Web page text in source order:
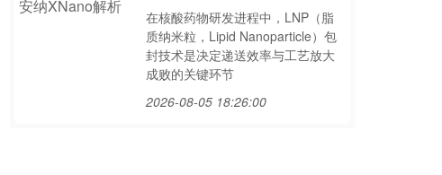
在核酸药物研发进程中，LNP（脂
质纳米粒，Lipid Nanoparticle）包
封技术是决定递送效率与工艺放大
成败的关键环节
2026-08-05 18:26:00